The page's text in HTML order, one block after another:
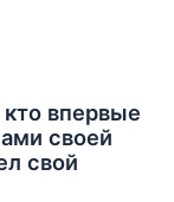
кто впервые
своей
свой